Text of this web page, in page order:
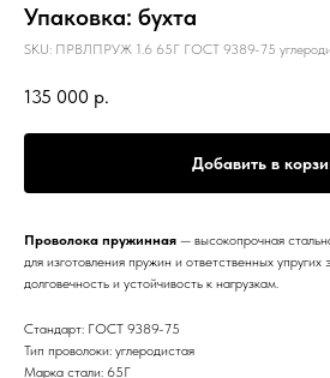
Упаковка: бухта
SKU: ПРВЛПРУЖ 1.6 65Г ГОСТ 9389-75
135 000 р.
Добавить в
Проволока пружинная — высокопрочная
для изготовления пружин и ответственных
долговечность и устойчивость к нагрузкам.
Стандарт: ГОСТ 9389-75
Тип проволоки: углеродистая
Марка стали: 65Г